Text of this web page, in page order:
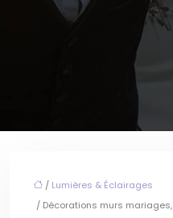
/ Lumières & Éclairages
/ Décorations murs